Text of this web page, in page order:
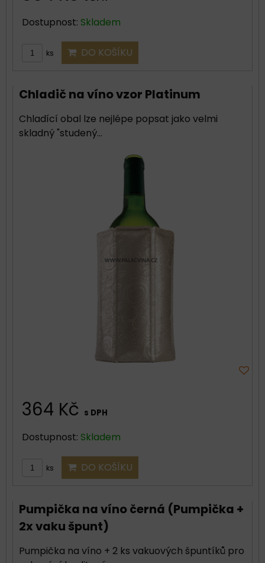
Dostupnost: Skladem
ks DO KOŠÍKU
Chladič na víno vzor Platinum
Chladící obal lze nejlépe popsat jako velmi
skladný "studený...
364 Kč s DPH
Dostupnost: Skladem
ks DO KOŠÍKU
Pumpička na víno černá (Pumpička +
2x vaku špunt)
Pumpička na víno + 2 ks vakuových špuntíků pro